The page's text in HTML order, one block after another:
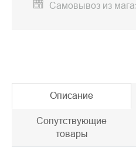
Самовывоз из
Описание
Сопутствующие
товары